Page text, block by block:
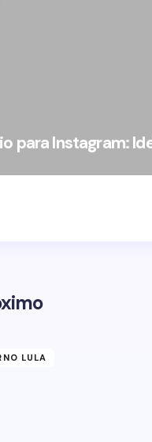
para Instagram:
LULA